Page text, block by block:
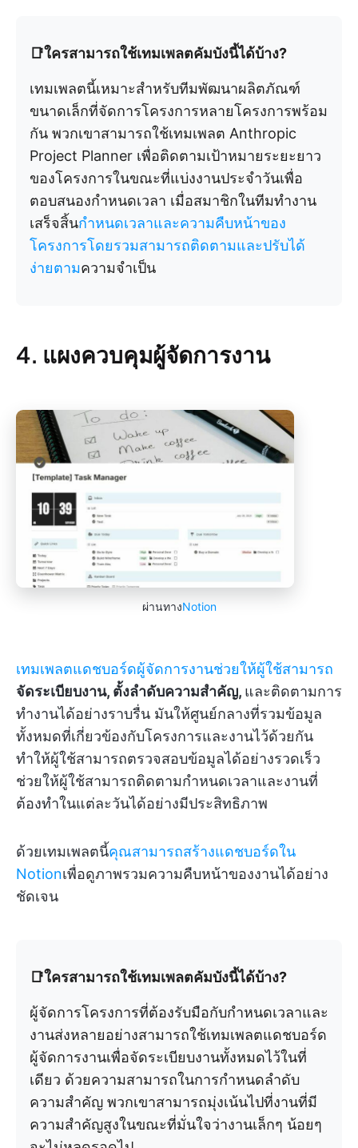
📑ใครสามารถใช้เทมเพลตคัมบังนี้ได้บ้าง?
เทมเพลตนี้เหมาะสำหรับทีมพัฒนาผลิตภัณฑ์
ขนาดเล็กที่จัดการโครงการหลายโครงการพร้อม
กัน พวกเขาสามารถใช้เทมเพลต Anthropic
Project Planner เพื่อติดตามเป้าหมายระยะยาว
ของโครงการในขณะที่แบ่งงานประจำวันเพื่อ
ตอบสนองกำหนดเวลา เมื่อสมาชิกในทีมทำงาน
เสร็จสิ้นกำหนดเวลาและความคืบหน้าของ
โครงการโดยรวมสามารถติดตามและปรับได้
ง่ายตามความจำเป็น
4. แผงควบคุมผู้จัดการงาน
ผ่านทางNotion
เทมเพลตแดชบอร์ดผู้จัดการงานช่วยให้ผู้ใช้สามารถ
จัดระเบียบงาน, ตั้งลำดับความสำคัญ, และติดตามการ
ทำงานได้อย่างราบรื่น มันให้ศูนย์กลางที่รวมข้อมูล
ทั้งหมดที่เกี่ยวข้องกับโครงการและงานไว้ด้วยกัน
ทำให้ผู้ใช้สามารถตรวจสอบข้อมูลได้อย่างรวดเร็ว
ช่วยให้ผู้ใช้สามารถติดตามกำหนดเวลาและงานที่
ต้องทำในแต่ละวันได้อย่างมีประสิทธิภาพ
ด้วยเทมเพลตนี้คุณสามารถสร้างแดชบอร์ดใน
Notionเพื่อดูภาพรวมความคืบหน้าของงานได้อย่าง
ชัดเจน
📑ใครสามารถใช้เทมเพลตคัมบังนี้ได้บ้าง?
ผู้จัดการโครงการที่ต้องรับมือกับกำหนดเวลาและ
งานส่งหลายอย่างสามารถใช้เทมเพลตแดชบอร์ด
ผู้จัดการงานเพื่อจัดระเบียบงานทั้งหมดไว้ในที่
เดียว ด้วยความสามารถในการกำหนดลำดับ
ความสำคัญ พวกเขาสามารถมุ่งเน้นไปที่งานที่มี
ความสำคัญสูงในขณะที่มั่นใจว่างานเล็กๆ น้อยๆ